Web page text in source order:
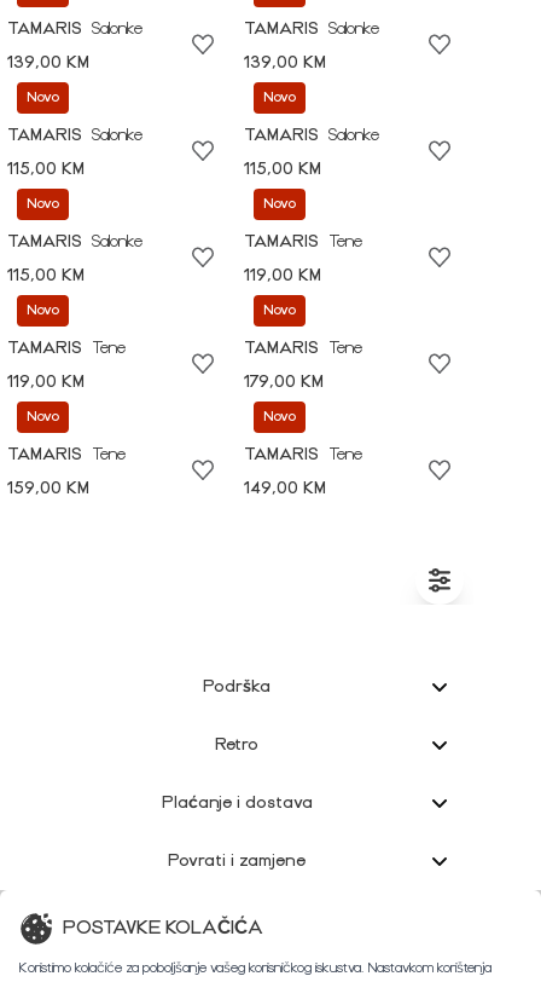
TAMARIS
Salonke
139,00 KM
TAMARIS
Salonke
139,00 KM
Novo
TAMARIS
Salonke
115,00 KM
Novo
TAMARIS
Salonke
115,00 KM
Novo
TAMARIS
Salonke
115,00 KM
Novo
TAMARIS
Tene
119,00 KM
Novo
TAMARIS
Tene
119,00 KM
Novo
TAMARIS
Tene
179,00 KM
Novo
TAMARIS
Tene
159,00 KM
Novo
TAMARIS
Tene
149,00 KM
Podrška
Retro
Plaćanje i dostava
Povrati i zamjene
Korisnička podrška
POSTAVKE KOLAČIĆA
Koristimo kolačiće za poboljšanje vašeg korisničkog iskustva. Nastavkom korištenja